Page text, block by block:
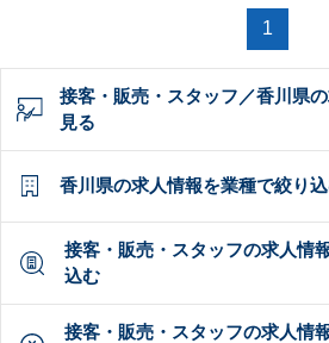
1
接客・販売・スタッフ／香川県
見る
香川県の求人情報を業種で絞り
接客・販売・スタッフの求人情
込む
接客・販売・スタッフの求人情